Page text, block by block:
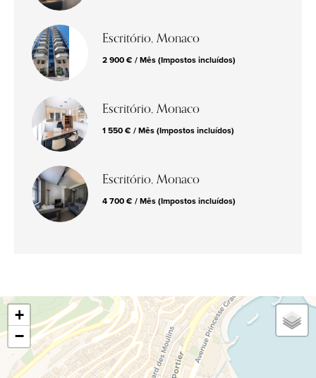
Escritório, Monaco
2 900 € / Mês (Impostos incluídos)
Escritório, Monaco
1 550 € / Mês (Impostos incluídos)
Escritório, Monaco
4 700 € / Mês (Impostos incluídos)
+
−